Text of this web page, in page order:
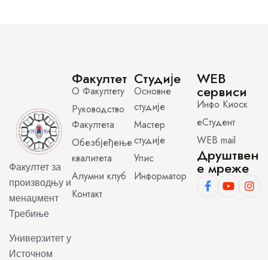
Факултет за
производњу и
менаџмент
Требиње
Универзитет у
Источном
Факултет
О Факултету
Руководство
Факултета
Обезбјеђење
квалитета
Алумни клуб
Контакт
Студије
Основне
студије
Мастер
студије
Упис
Информатор
WEB
сервиси
Инфо Киоск
еСтудент
WEB mail
Друштвен
е мреже